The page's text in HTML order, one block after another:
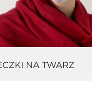
NA TWARZ